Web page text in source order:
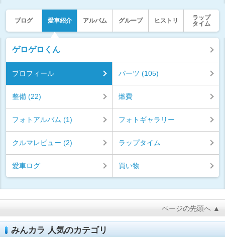
ブログ 愛車紹介 アルバム グループ ヒストリ
ラップ
タイム
ゲロゲロくん
プロフィール パーツ (105)
整備 (22) 燃費
フォトアルバム (1) フォトギャラリー
クルマレビュー (2) ラップタイム
愛車ログ 買い物
ページの先頭へ ▲
みんカラ 人気のカテゴリ